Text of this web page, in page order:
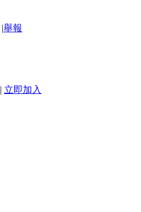
|舉報
| 立即加入